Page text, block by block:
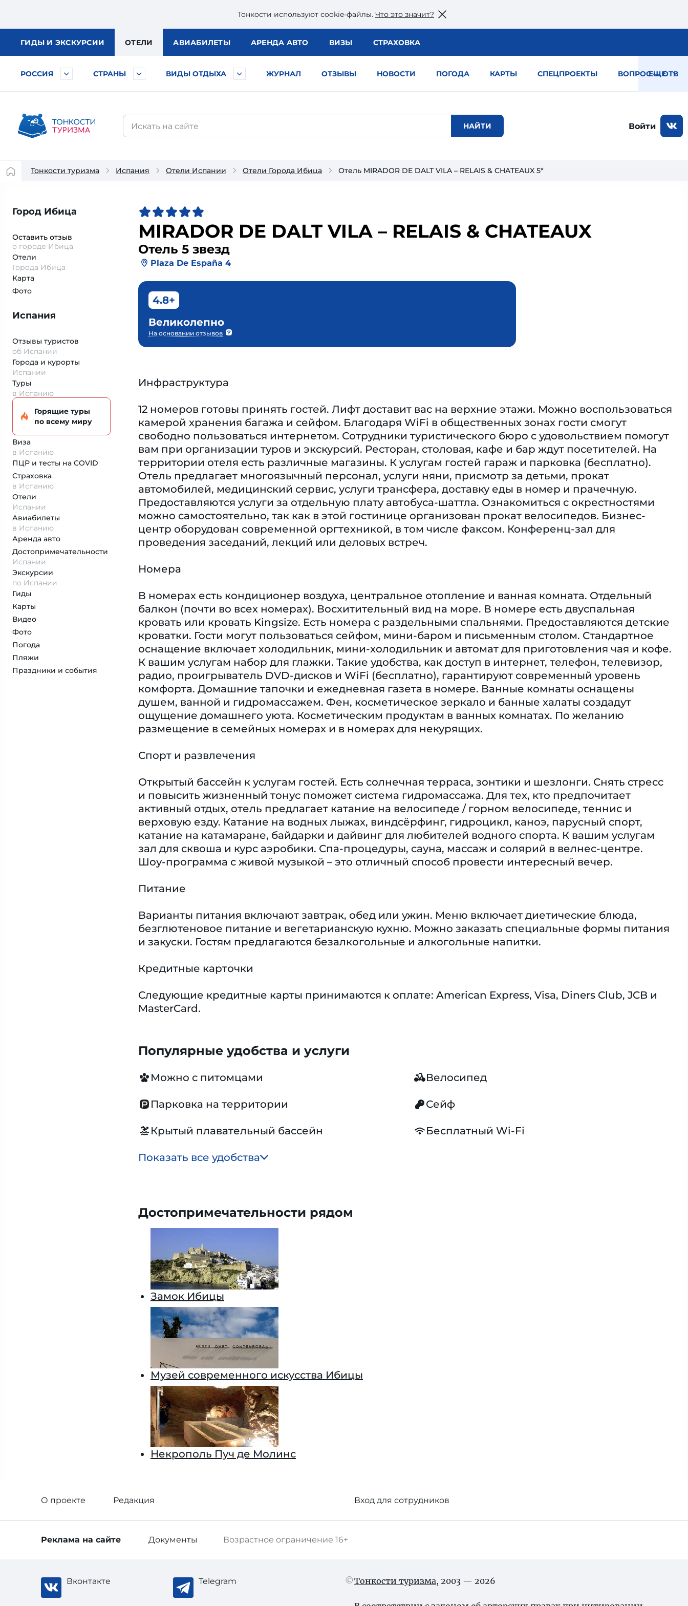
Тонкости используют сookie-файлы. Что это значит?
ГИДЫ И ЭКСКУРСИИ ОТЕЛИ АВИАБИЛЕТЫ АРЕНДА АВТО ВИЗЫ СТРАХОВКА
РОССИЯ СТРАНЫ ВИДЫ ОТДЫХА ЖУРНАЛ ОТЗЫВЫ НОВОСТИ ПОГОДА КАРТЫ СПЕЦПРОЕКТЫ ВОПРОС — ОТВЕТ
ЕЩЕ
Войти
Тонкости туризма Испания Отели Испании Отели Города Ибица Отель MIRADOR DE DALT VILA – RELAIS & CHATEAUX 5*
Город Ибица
Оставить отзыв
о городе Ибица
Отели
Города Ибица
Карта
Фото
Испания
Отзывы туристов
об Испании
Города и курорты
Испании
Туры
в Испанию
Горящие туры
по всему миру
Виза
в Испанию
ПЦР и тесты на COVID
Страховка
в Испанию
Отели
Испании
Авиабилеты
в Испанию
Аренда авто
Достопримеча­тельности
Испании
Экскурсии
по Испании
Гиды
Карты
Видео
Фото
Погода
Пляжи
Праздники и события
MIRADOR DE DALT VILA – RELAIS & CHATEAUX
Отель 5 звезд
Plaza De España 4
4.8+
Великолепно
На основании отзывов
Инфраструктура
12 номеров готовы принять гостей. Лифт доставит вас на верхние этажи. Можно воспользоваться
камерой хранения багажа и сейфом. Благодаря WiFi в общественных зонах гости смогут
свободно пользоваться интернетом. Сотрудники туристического бюро с удовольствием помогут
вам при организации туров и экскурсий. Ресторан, столовая, кафе и бар ждут посетителей. На
территории отеля есть различные магазины. К услугам гостей гараж и парковка (бесплатно).
Отель предлагает многоязычный персонал, услуги няни, присмотр за детьми, прокат
автомобилей, медицинский сервис, услуги трансфера, доставку еды в номер и прачечную.
Предоставляются услуги за отдельную плату автобуса-шаттла. Ознакомиться с окрестностями
можно самостоятельно, так как в этой гостинице организован прокат велосипедов. Бизнес-
центр оборудован современной оргтехникой, в том числе факсом. Конференц-зал для
проведения заседаний, лекций или деловых встреч.
Номера
В номерах есть кондиционер воздуха, центральное отопление и ванная комната. Отдельный
балкон (почти во всех номерах). Восхитительный вид на море. В номере есть двуспальная
кровать или кровать Kingsize. Есть номера с раздельными спальнями. Предоставляются детские
кроватки. Гости могут пользоваться сейфом, мини-баром и письменным столом. Стандартное
оснащение включает холодильник, мини-холодильник и автомат для приготовления чая и кофе.
К вашим услугам набор для глажки. Такие удобства, как доступ в интернет, телефон, телевизор,
радио, проигрыватель DVD-дисков и WiFi (бесплатно), гарантируют современный уровень
комфорта. Домашние тапочки и ежедневная газета в номере. Ванные комнаты оснащены
душем, ванной и гидромассажем. Фен, косметическое зеркало и банные халаты создадут
ощущение домашнего уюта. Косметическим продуктам в ванных комнатах. По желанию
размещение в семейных номерах и в номерах для некурящих.
Спорт и развлечения
Открытый бассейн к услугам гостей. Есть солнечная терраса, зонтики и шезлонги. Снять стресс
и повысить жизненный тонус поможет система гидромассажа. Для тех, кто предпочитает
активный отдых, отель предлагает катание на велосипеде / горном велосипеде, теннис и
верховую езду. Катание на водных лыжах, виндсёрфинг, гидроцикл, каноэ, парусный спорт,
катание на катамаране, байдарки и дайвинг для любителей водного спорта. К вашим услугам
зал для сквоша и курс аэробики. Спа-процедуры, сауна, массаж и солярий в велнес-центре.
Шоу-программа с живой музыкой – это отличный способ провести интересный вечер.
Питание
Варианты питания включают завтрак, обед или ужин. Меню включает диетические блюда,
безглютеновое питание и вегетарианскую кухню. Можно заказать специальные формы питания
и закуски. Гостям предлагаются безалкогольные и алкогольные напитки.
Кредитные карточки
Следующие кредитные карты принимаются к оплате: American Express, Visa, Diners Club, JCB и
MasterCard.
Популярные удобства и услуги
Можно с питомцами Велосипед
Парковка на территории Сейф
Крытый плавательный бассейн Бесплатный Wi-Fi
Показать все удобства
Достопримечательности рядом
Замок Ибицы
Музей современного искусства Ибицы
Некрополь Пуч де Молинс
О проекте Редакция Вход для сотрудников
Возрастное ограничение 16+
Реклама на сайте Документы
Вконтакте Telegram Тонкости туризма, 2003 — 2026